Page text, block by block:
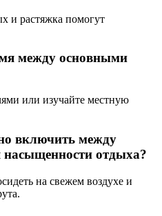
и растяжка помогут
между основными
или изучайте местную
включить между
отдыха?
на свежем воздухе и